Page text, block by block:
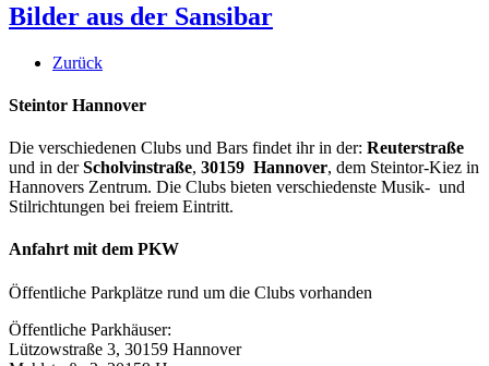
Bilder aus der Sansibar
Zurück
Steintor Hannover
Die verschiedenen Clubs und Bars findet ihr in der: Reuterstraße
und in derScholvinstraße, 30159 Hannover, dem Steintor-Kiez in
Hannovers Zentrum. Die Clubs bieten verschiedenste Musik- und
Stilrichtungen bei freiem Eintritt.
Anfahrt mit dem PKW
Öffentliche Parkplätze rund um die Clubs vorhanden
Öffentliche Parkhäuser:
Lützowstraße 3, 30159 Hannover